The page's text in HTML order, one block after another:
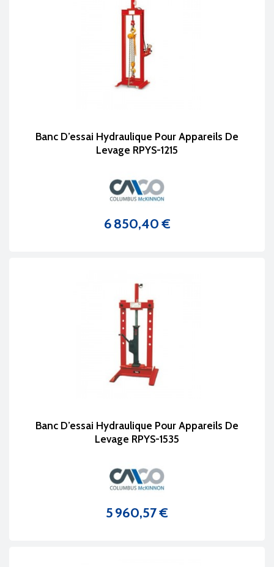
Banc D’essai Hydraulique Pour Appareils De
Levage RPYS-1215
Prix
6 850,40 €
Banc D’essai Hydraulique Pour Appareils De
Levage RPYS-1535
Prix
5 960,57 €